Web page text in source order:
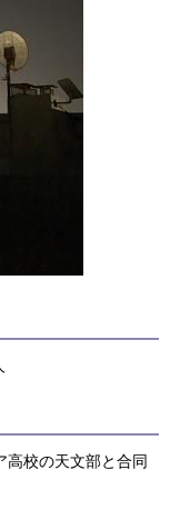
校の天文部と合同